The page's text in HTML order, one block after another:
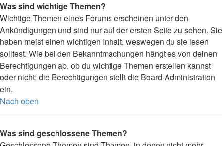
Was sind wichtige Themen?
Wichtige Themen eines Forums erscheinen unter den
Ankündigungen und sind nur auf der ersten Seite zu sehen. Sie
haben meist einen wichtigen Inhalt, weswegen du sie lesen
solltest. Wie bei den Bekanntmachungen hängt es von deinen
Berechtigungen ab, ob du wichtige Themen erstellen kannst
oder nicht; die Berechtigungen stellt die Board-Administration
ein.
Nach oben
Was sind geschlossene Themen?